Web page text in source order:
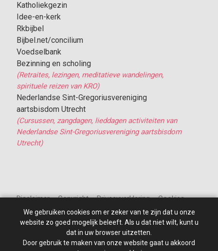
Katholiekgezin
Idee-en-kerk
Rkbijbel
Bijbel.net/concilium
Voedselbank
Bezinning en scholing
(Retraites, lezingen, meditatieve wandelingen,
spirituele reizen van KRO)
Nederlandse Sint-Gregoriusvereniging
aartsbisdom Utrecht
(Cursussen, zangdagen, lieddagen activiteiten van
Nederlandse Sint-Gregoriusvereniging aartsbisdom
Utrecht)
Disclaimer – Copyright – Privacyverklaring – Cookies
© 2010 - 2026 St Jan de Doper – Alle rechten voorbehouden.
We gebruiken cookies om er zeker van te zijn dat u onze
website zo goed mogelijk beleeft. Als u dat niet wilt, kunt u
dat in uw browser uitzetten.
Door gebruik te maken van onze website gaat u akkoord